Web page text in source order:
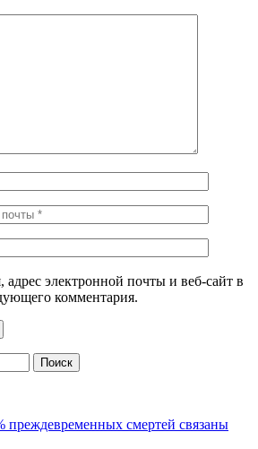
электронной почты и веб-сайт в
комментария.
преждевременных смертей связаны